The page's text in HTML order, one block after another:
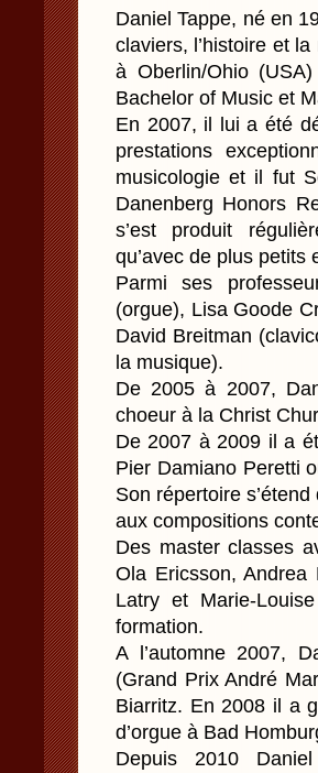
Daniel Tappe, né en
claviers, l’histoire et
à Oberlin/Ohio
Bachelor of Music et
En 2007, il lui a été
prestations
musicologie et il fut
Danenberg Honors
s’est produit
qu’avec de plus petits
Parmi ses
(orgue), Lisa Goode
David Breitman
la musique).
De 2005 à 2007,
choeur à la Christ
De 2007 à 2009 il a
Pier Damiano Peretti
Son répertoire
aux compositions
Des master classes
Ola Ericsson, Andrea
Latry et Marie-
formation.
A l’automne 2007,
(Grand Prix André
Biarritz. En 2008 il a
d’orgue à Bad
Depuis 2010